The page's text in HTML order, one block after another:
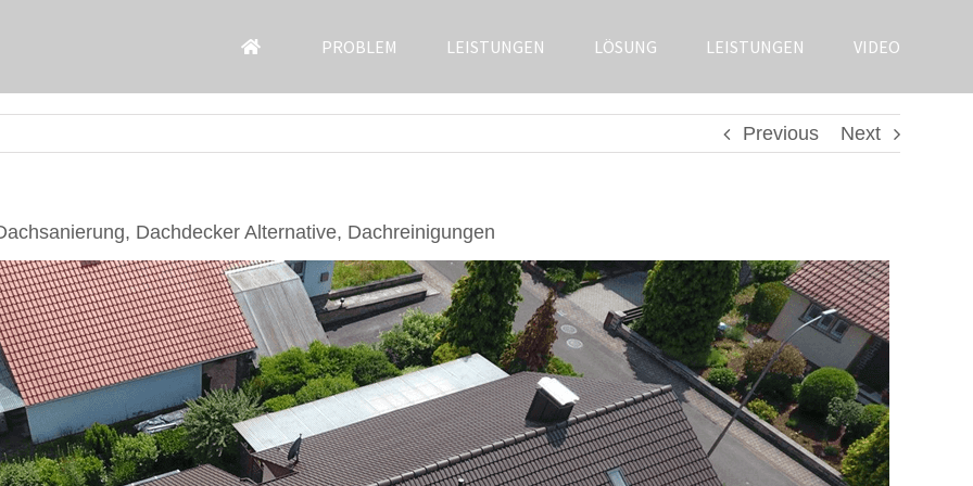
PROBLEM LEISTUNGEN LÖSUNG LEISTUNGEN VIDEO
Previous Next
Dachdecker Alternative, Dachreinigungen